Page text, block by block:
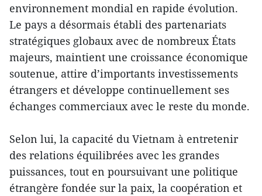
environnement mondial en rapide évolution.
Le pays a désormais établi des partenariats
stratégiques globaux avec de nombreux États
majeurs, maintient une croissance économique
soutenue, attire d’importants investissements
étrangers et développe continuellement ses
échanges commerciaux avec le reste du monde.
Selon lui, la capacité du Vietnam à entretenir
des relations équilibrées avec les grandes
puissances, tout en poursuivant une politique
étrangère fondée sur la paix, la coopération et